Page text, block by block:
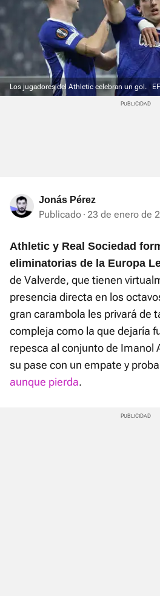
Los jugadores del Athletic celebran un gol.
Jonás Pérez
Publicado 23 de enero de
Athletic y Real Sociedad
eliminatorias de la Europa
de Valverde, que tienen
presencia directa en los
gran carambola les privará de
compleja como la que dejaría
repesca al conjunto de Imanol
su pase con un empate y
aunque pierda.